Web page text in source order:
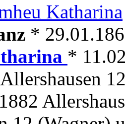
Katharina
*
*